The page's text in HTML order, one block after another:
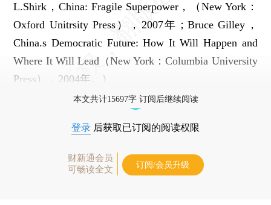
L.Shirk，China: Fragile Superpower，（New York：
Oxford Unitrsity Press），2007年；Bruce Gilley，
China.s Democratic Future: How It Will Happen and
Where It Will Lead（New York：Columbia University
Press），2004年。）
本文共计15697字 订阅后继续阅读
登录 后获取已订阅的阅读权限
财新通会员
可畅读全文
订阅/会员升级